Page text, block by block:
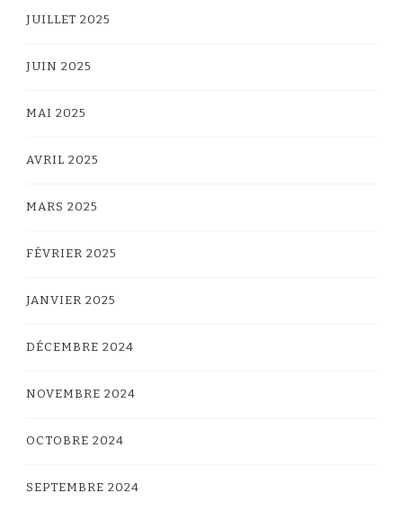
JUILLET 2025
JUIN 2025
MAI 2025
AVRIL 2025
MARS 2025
FÉVRIER 2025
JANVIER 2025
DÉCEMBRE 2024
NOVEMBRE 2024
OCTOBRE 2024
SEPTEMBRE 2024